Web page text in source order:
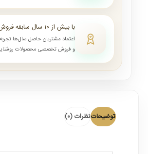
با بیش از ۱۰ سال سابقه فروش اینترنتی
اعتماد مشتریان حاصل سال‌ها
و فروش تخصصی محصولات
توضیحاتنظرات (0)